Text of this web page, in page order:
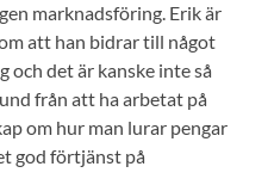
marknadsföring. Erik är
att han bidrar till något
och det är kanske inte så
från att ha arbetat på
om hur man lurar pengar
god förtjänst på